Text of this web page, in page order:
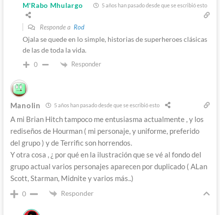
M'Rabo Mhulargo 5 años han pasado desde que se escribió esto
Responde a Rod
Ojala se quede en lo simple, historias de superheroes clásicas
de las de toda la vida.
0 Responder
Manolin 5 años han pasado desde que se escribió esto
A mi Brian Hitch tampoco me entusiasma actualmente , y los
rediseños de Hourman ( mi personaje, y uniforme, preferido
del grupo ) y de Terrific son horrendos.
Y otra cosa , ¿ por qué en la ilustración que se vé al fondo del
grupo actual varios personajes aparecen por duplicado ( ALan
Scott, Starman, Midnite y varios más..)
0 Responder